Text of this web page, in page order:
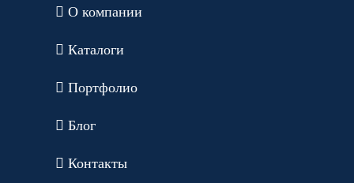
О компании
Каталоги
Портфолио
Блог
Контакты